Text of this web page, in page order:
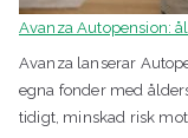
Avanza Autopension:
Avanza lanserar
egna fonder med
tidigt, minskad risk mot